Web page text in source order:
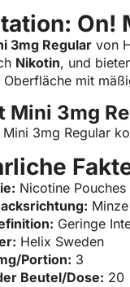
On!
3mg Regular von
Nikotin, und
mit
Mini 3mg
3mg Regular
Nicotine Pouches
Minze
Geringe
Helix Sweden
Portion: 3
Beutel/Dose: 20